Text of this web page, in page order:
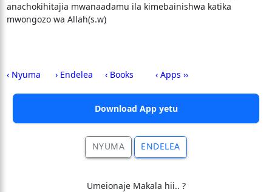
anachokihitajia mwanaadamu ila kimebainishwa katika
mwongozo wa Allah(s.w)
‹ Nyuma › Endelea ‹ Books ‹ Apps ››
Download App yetu
NYUMA ENDELEA
Umeionaje Makala hii.. ?